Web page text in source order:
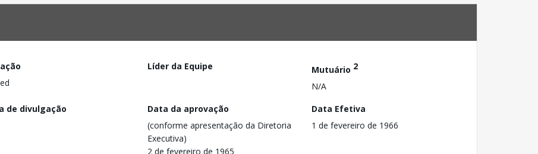
Líder da Equipe Mutuário 2
N/A
de divulgação
Data da aprovação
(conforme apresentação da Diretoria
Executiva)
2 de fevereiro de 1965
Data Efetiva
1 de fevereiro de 1966